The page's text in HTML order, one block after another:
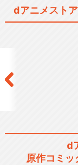
dアニメスト
d
原作コミッ